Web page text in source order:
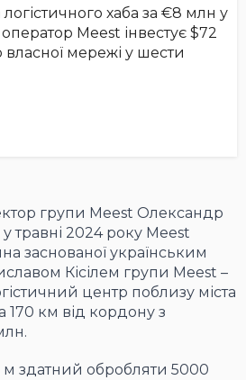
хаба за €8 млн у
Meest інвестує $72
мережі у шести
групи Meest Олександр
травні 2024 року Meest
заснованої українським
Кісілем групи Meest –
центр поблизу міста
170 км від кордону з
м здатний обробляти 5000